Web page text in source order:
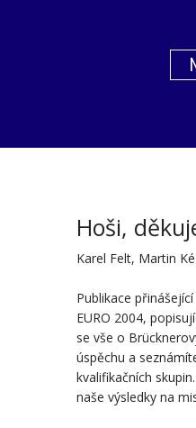
Hoši,
Karel Felt, Martin
Publikace
EURO 2004,
se vše o
úspěchu a
kvalifikačních
naše výsledky na